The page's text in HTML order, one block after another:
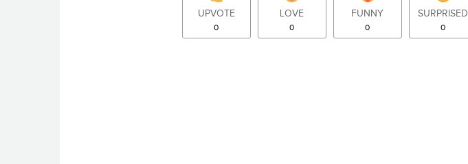
UPVOTE
0
LOVE
0
FUNNY
0
SURPRISED
0